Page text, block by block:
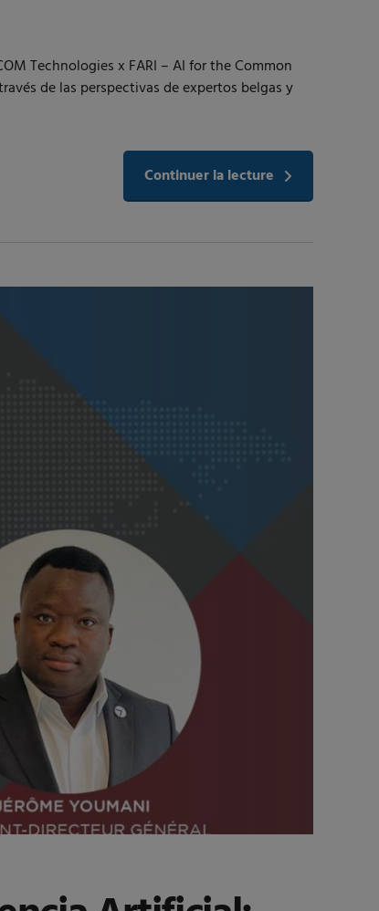
Technologies x FARI – AI for the Common
de las perspectivas de expertos belgas y
Continuer la lecture